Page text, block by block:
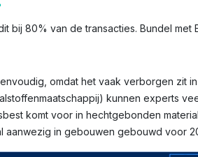
bij 80% van de transacties. Bundel
omdat het vaak verborgen zit
kunnen experts
komt voor in hechtgebonden
in gebouwen gebouwd voor